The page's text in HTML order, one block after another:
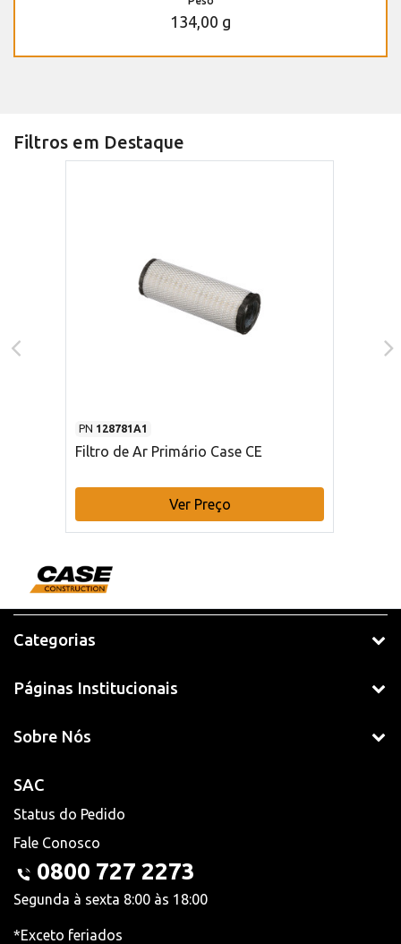
134,00 g
Filtros em Destaque
PN 128781A1
Filtro de Ar Primário Case CE
Ver Preço
Categorias
Páginas Institucionais
Sobre Nós
SAC
Status do Pedido
Fale Conosco
0800 727 2273
Segunda à sexta 8:00 às 18:00
*Exceto feriados